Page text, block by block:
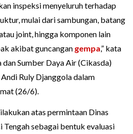
inspeksi menyeluruh terhadap
mulai dari sambungan, batang
joint, hingga komponen lain
akibat guncangan gempa,” kata
Sumber Daya Air (Cikasda)
Ruly Djanggola dalam
(26/6).
atas permintaan Dinas
Tengah sebagai bentuk evaluasi